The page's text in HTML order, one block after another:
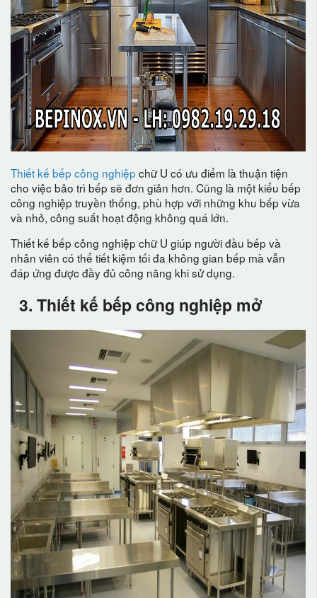
Thiết kế bếp công nghiệp chữ U có ưu điểm là thuận tiện
cho việc bảo trì bếp sẽ đơn giản hơn. Cũng là một kiểu bếp
công nghiệp truyền thống, phù hợp với những khu bếp vừa
và nhỏ, công suất hoạt động không quá lớn.
Thiết kế bếp công nghiệp chữ U giúp người đầu bếp và
nhân viên có thể tiết kiệm tối đa không gian bếp mà vẫn
đáp ứng được đầy đủ công năng khi sử dụng.
3. Thiết kế bếp công nghiệp mở